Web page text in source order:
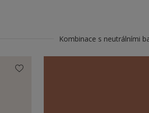
Kombinace s neutrálními